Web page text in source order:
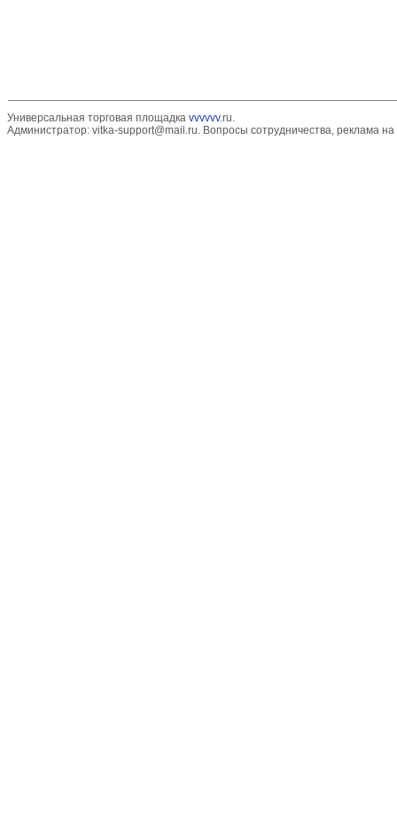
Универсальная торговая площадка vvvvvv.ru.
Администратор: vitka-support@mail.ru. Вопросы сотрудничества, реклама